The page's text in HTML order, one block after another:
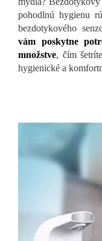
pohodlnú hygienu
bezdotykového
vám poskytne
množstve, čím
hygienické a